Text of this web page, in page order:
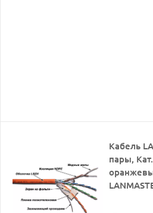
Кабель
пары,